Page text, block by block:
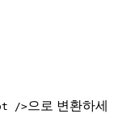
/>으로 변환하세